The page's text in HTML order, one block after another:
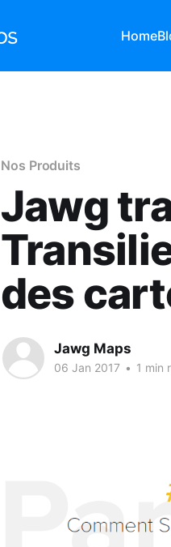
Home
Nos Produits
Jawg
des
Jawg Maps
06 Jan 2017 • 1 min